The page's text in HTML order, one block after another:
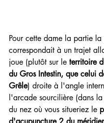
Pour cette dame la partie la
correspondait à un trajet
joue (plutôt sur le territoire
du Gros Intestin, que celui
Grêle) droite à l'angle
l'arcade sourcilière (dans
du nez où vous situeriez le